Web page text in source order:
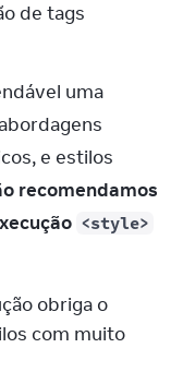
de tags
uma
e estilos
recomendamos
<style>
obriga o
com muito